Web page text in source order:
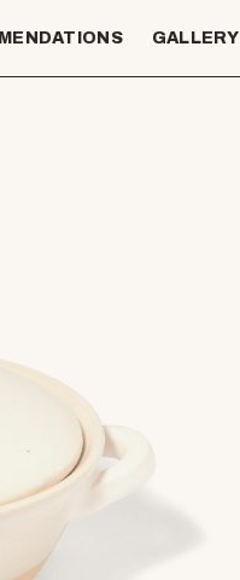
GALLERY